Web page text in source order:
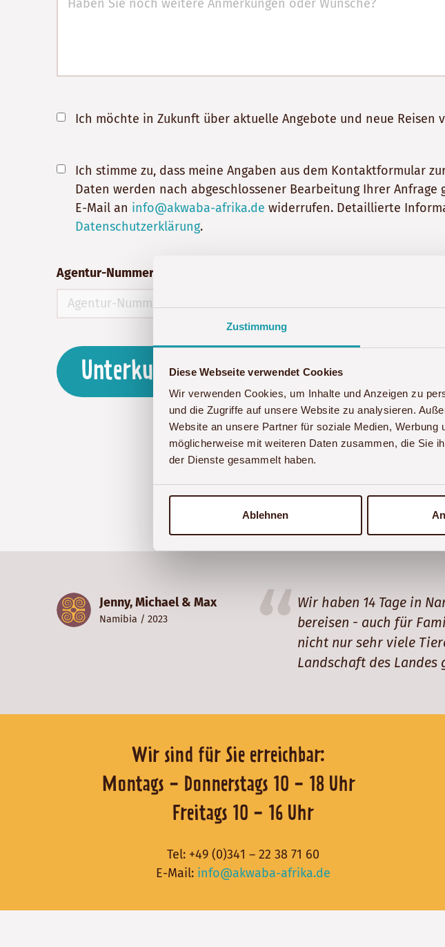
Zustimmung
Diese Webseite verwendet Cookies
Wir verwenden Cookies, um Inhalte und Anzeigen zu
und die Zugriffe auf unsere Website zu analysieren.
Website an unsere Partner für soziale Medien,
möglicherweise mit weiteren Daten zusammen, die Sie
der Dienste gesammelt haben.
Ablehnen
Ich möchte in Zukunft über aktuelle Angebote und neue
Ich stimme zu, dass meine Angaben aus dem Kontaktformular
Daten werden nach abgeschlossener Bearbeitung Ihrer
E-Mail an info@akwaba-afrika.de widerrufen. Detaillierte
Datenschutzerklärung.
Agentur-Nummer / Empfohlen durch (optional)
Unterkunft anfragen
Jenny, Michael & Max
Namibia / 2023
Wir haben 14 Tage in
bereisen - auch für
nicht nur sehr viele
Landschaft des Landes
Wir sind für Sie erreichbar:
Montags - Donnerstags 10 - 18 Uhr
Freitags 10 - 16 Uhr
Tel: +49 (0)341 – 22 38 71 60
E-Mail: info@akwaba-afrika.de